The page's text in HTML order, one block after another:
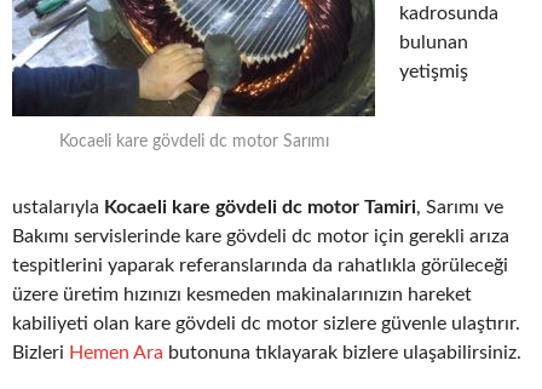
Kocaeli kare gövdeli dc motor Sarımı
kadrosunda
bulunan
yetişmiş
ustalarıyla Kocaeli kare gövdeli dc motor Tamiri, Sarımı ve
Bakımı servislerinde kare gövdeli dc motor için gerekli arıza
tespitlerini yaparak referanslarında da rahatlıkla görüleceği
üzere üretim hızınızı kesmeden makinalarınızın hareket
kabiliyeti olan kare gövdeli dc motor sizlere güvenle ulaştırır.
Bizleri Hemen Ara butonuna tıklayarak bizlere ulaşabilirsiniz.